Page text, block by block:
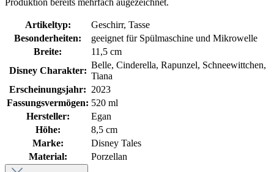
Artikeltyp:
Geschirr, Tasse
Besonderheiten:
geeignet für Spülmaschine und Mikrowelle
Breite:
11,5 cm
Disney Charakter:
Belle, Cinderella, Rapunzel, Schneewittchen,
Tiana
Erscheinungsjahr: 2023
Fassungsvermögen: 520 ml
Hersteller:
Egan
Höhe:
8,5 cm
Marke:
Disney Tales
Material:
Porzellan